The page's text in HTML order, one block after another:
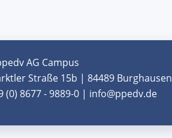
AG Campus
Straße 15b | 84489 Burghausen
(0) 8677 - 9889-0 | info@ppedv.de